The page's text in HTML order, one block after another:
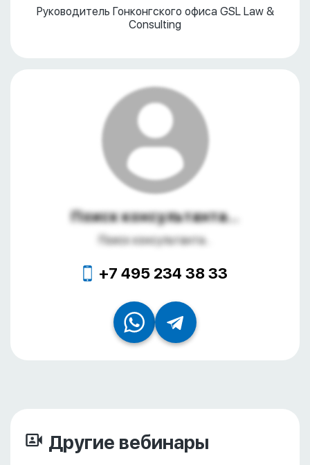
Руководитель Гонконгского офиса GSL Law &
Consulting
Поиск консультанта...
Поиск консультанта...
+7 495 234 38 33
Другие вебинары